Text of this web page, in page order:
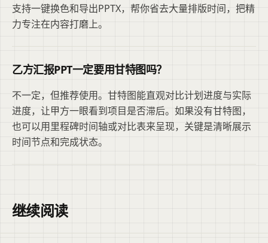
支持一键换色和导出PPTX，帮你省去大量排版时间，把精
力专注在内容打磨上。
乙方汇报PPT一定要用甘特图吗？
不一定，但推荐使用。甘特图能直观对比计划进度与实际
进度，让甲方一眼看到项目是否滞后。如果没有甘特图，
也可以用里程碑时间轴或对比表来呈现，关键是清晰展示
时间节点和完成状态。
继续阅读